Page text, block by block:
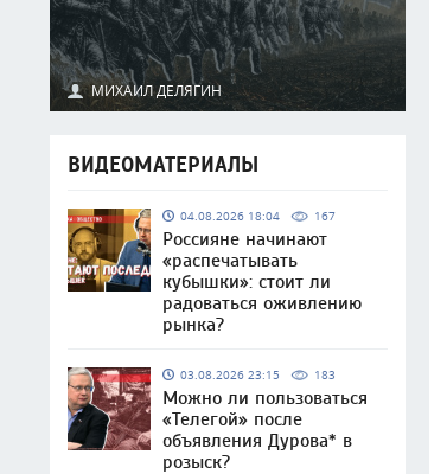
МИХАИЛ ДЕЛЯГИН
ВИДЕОМАТЕРИАЛЫ
04.08.2026 18:04 167
Россияне начинают
«распечатывать
кубышки»: стоит ли
радоваться оживлению
рынка?
03.08.2026 23:15 183
Можно ли пользоваться
«Телегой» после
объявления Дурова* в
розыск?